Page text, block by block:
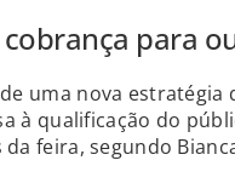
para
uma nova estratégia
à qualificação do
feira, segundo